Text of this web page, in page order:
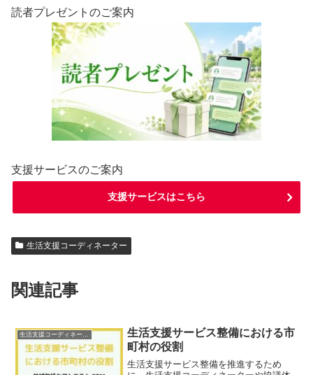
読者プレゼントのご案内
支援サービスのご案内
支援サービスはこちら
生活支援コーディネーター
関連記事
生活支援コーディネーター
生活支援サービス整備における市
町村の役割
生活支援サービス整備を推進するため